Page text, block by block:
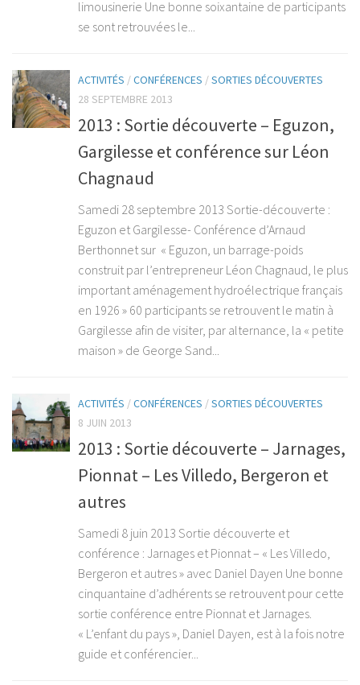
limousinerie Une bonne soixantaine de participants
se sont retrouvées le...
ACTIVITÉS /CONFÉRENCES /SORTIES DÉCOUVERTES
28 SEPTEMBRE 2013
2013 : Sortie découverte – Eguzon,
Gargilesse et conférence sur Léon
Chagnaud
Samedi 28 septembre 2013 Sortie-découverte :
Eguzon et Gargilesse- Conférence d’Arnaud
Berthonnet sur « Eguzon, un barrage-poids
construit par l’entrepreneur Léon Chagnaud, le plus
important aménagement hydroélectrique français
en 1926 » 60 participants se retrouvent le matin à
Gargilesse afin de visiter, par alternance, la « petite
maison » de George Sand...
ACTIVITÉS /CONFÉRENCES /SORTIES DÉCOUVERTES
8 JUIN 2013
2013 : Sortie découverte – Jarnages,
Pionnat – Les Villedo, Bergeron et
autres
Samedi 8 juin 2013 Sortie découverte et
conférence : Jarnages et Pionnat – « Les Villedo,
Bergeron et autres » avec Daniel Dayen Une bonne
cinquantaine d’adhérents se retrouvent pour cette
sortie conférence entre Pionnat et Jarnages.
« L’enfant du pays », Daniel Dayen, est à la fois notre
guide et conférencier...